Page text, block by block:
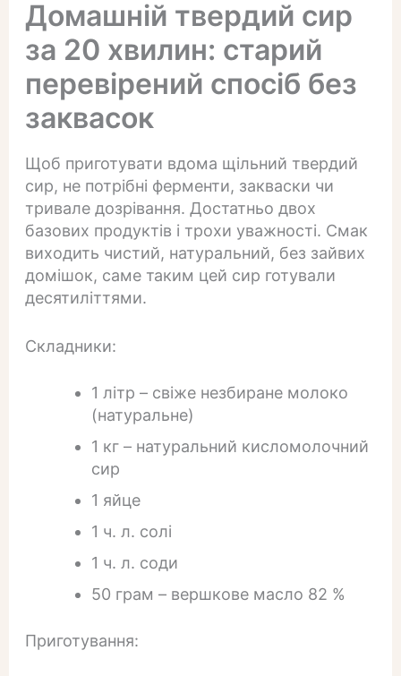
Домашній твердий сир
за 20 хвилин: старий
перевірений спосіб без
заквасок
Щоб приготувати вдома щільний твердий
сир, не потрібні ферменти, закваски чи
тривале дозрівання. Достатньо двох
базових продуктів і трохи уважності. Смак
виходить чистий, натуральний, без зайвих
домішок, саме таким цей сир готували
десятиліттями.
Складники:
1 літр – свіже незбиране молоко
(натуральне)
1 кг – натуральний кисломолочний
сир
1 яйце
1 ч. л. солі
1 ч. л. соди
50 грам – вершкове масло 82 %
Приготування: